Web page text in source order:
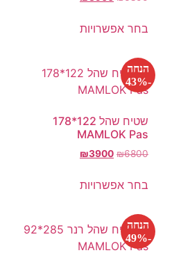
בחר אפשרויות
הנחה
-43%
שטיח שהל 122*178
MAMLOK Pas
₪6800
₪3900
בחר אפשרויות
הנחה
-49%